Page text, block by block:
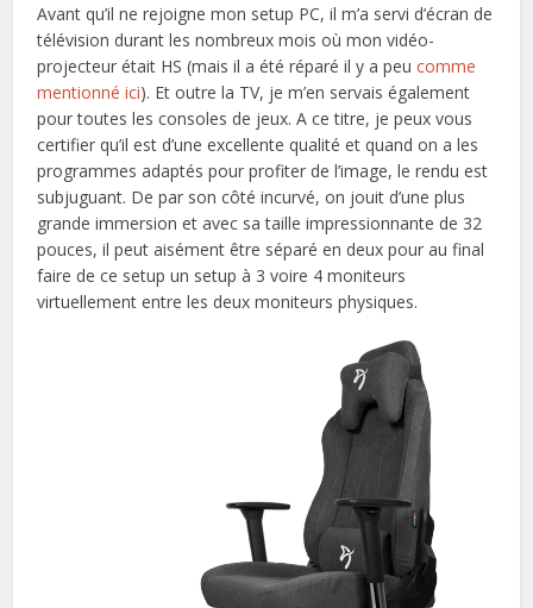
Avant qu’il ne rejoigne mon setup PC, il m’a servi d’écran de
télévision durant les nombreux mois où mon vidéo-
projecteur était HS (mais il a été réparé il y a peucomme
mentionné ici). Et outre la TV, je m’en servais également
pour toutes les consoles de jeux. A ce titre, je peux vous
certifier qu’il est d’une excellente qualité et quand on a les
programmes adaptés pour profiter de l’image, le rendu est
subjuguant. De par son côté incurvé, on jouit d’une plus
grande immersion et avec sa taille impressionnante de 32
pouces, il peut aisément être séparé en deux pour au final
faire de ce setup un setup à 3 voire 4 moniteurs
virtuellement entre les deux moniteurs physiques.